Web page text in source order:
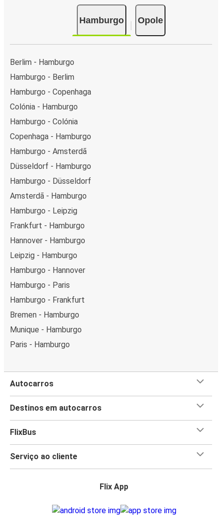
Hamburgo Opole
Berlim - Hamburgo
Hamburgo - Berlim
Hamburgo - Copenhaga
Colónia - Hamburgo
Hamburgo - Colónia
Copenhaga - Hamburgo
Hamburgo - Amsterdã
Düsseldorf - Hamburgo
Hamburgo - Düsseldorf
Amsterdã - Hamburgo
Hamburgo - Leipzig
Frankfurt - Hamburgo
Hannover - Hamburgo
Leipzig - Hamburgo
Hamburgo - Hannover
Hamburgo - Paris
Hamburgo - Frankfurt
Bremen - Hamburgo
Munique - Hamburgo
Paris - Hamburgo
Autocarros
Destinos em autocarros
FlixBus
Serviço ao cliente
Flix App